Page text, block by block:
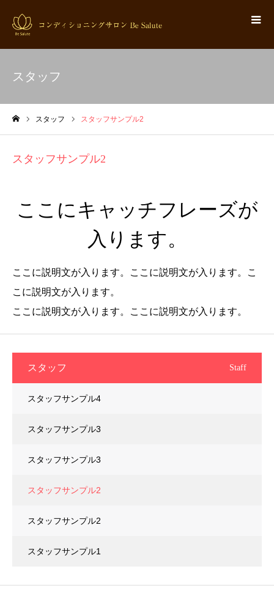
スタッフ
スタッフ スタッフサンプル2
スタッフサンプル2
ここにキャッチフレーズが
入ります。
ここに説明文が入ります。ここに説明文が入ります。こ
こに説明文が入ります。
ここに説明文が入ります。ここに説明文が入ります。
スタッフ Staff
スタッフサンプル4
スタッフサンプル3
スタッフサンプル3
スタッフサンプル2
スタッフサンプル2
スタッフサンプル1